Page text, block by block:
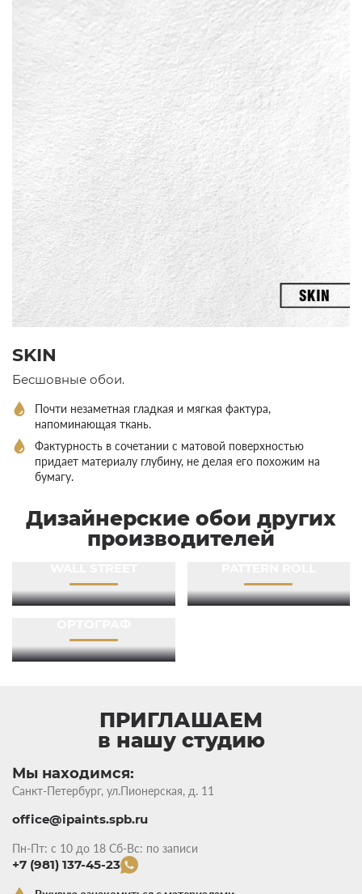
SKIN
Бесшовные обои.
Почти незаметная гладкая и мягкая фактура,
напоминающая ткань.
Фактурность в сочетании с матовой поверхностью
придает материалу глубину, не делая его похожим на
бумагу.
Дизайнерские обои других
производителей
ПРИГЛАШАЕМ
в нашу студию
Мы находимся:
Санкт-Петербург, ул.Пионерская, д. 11
office@ipaints.spb.ru
Пн-Пт: с 10 до 18 Сб-Вс: по записи
+7 (981) 137-45-23